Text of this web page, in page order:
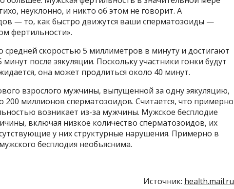
неуклонно, и никто об этом не говорит. А
— то, как быстро движутся ваши сперматозоиды —
фертильности».
средней скоростью 5 миллиметров в минуту и достигают
после эякуляции. Поскольку участники гонки будут
она может продлиться около 40 минут.
взрослого мужчины, выпущенной за одну эякуляцию,
200 миллионов сперматозоидов. Считается, что примерно
возникает из-за мужчины. Мужское бесплодие
включая низкое количество сперматозоидов, их
у них структурные нарушения. Примерно в
бесплодия необъяснима.
Источник: health.mail.ru